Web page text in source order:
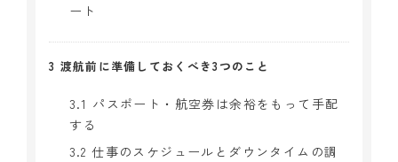
ート
3 渡航前に準備しておくべき3つのこと
3.1 パスポート・航空券は余裕をもって手配
する
3.2 仕事のスケジュールとダウンタイムの調